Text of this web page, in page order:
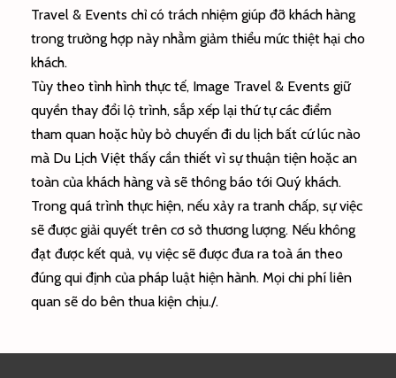
Travel & Events chỉ có trách nhiệm giúp đỡ khách hàng
trong trường hợp này nhằm giảm thiểu mức thiệt hại cho
khách.
Tùy theo tình hình thực tế, Image Travel & Events giữ
quyền thay đổi lộ trình, sắp xếp lại thứ tự các điểm
tham quan hoặc hủy bỏ chuyến đi du lịch bất cứ lúc nào
mà Du Lịch Việt thấy cần thiết vì sự thuận tiện hoặc an
toàn của khách hàng và sẽ thông báo tới Quý khách.
Trong quá trình thực hiện, nếu xảy ra tranh chấp, sự việc
sẽ được giải quyết trên cơ sở thương lượng. Nếu không
đạt được kết quả, vụ việc sẽ được đưa ra toà án theo
đúng qui định của pháp luật hiện hành. Mọi chi phí liên
quan sẽ do bên thua kiện chịu./.